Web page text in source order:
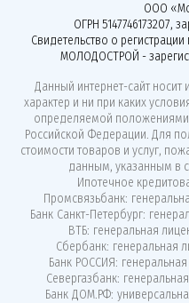
ООО
ОГРН 5147746173207,
Свидетельство о
МОЛОДОСТРОЙ -
Данный интернет-сайт
характер и ни при каких
определяемой положениями
Российской Федерации. Для
стоимости товаров и услуг,
данным, указанным в
Ипотечное
Промсвязьбанк:
Банк Санкт-Петербург:
ВТБ: генеральная
Сбербанк: генеральная
Банк РОССИЯ:
Севергазбанк:
Банк ДОМ.РФ: